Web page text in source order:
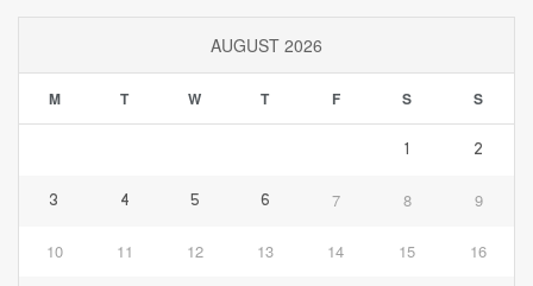
AUGUST 2026
M T W T F S S
1 2
3 4 5 6 7 8 9
10 11 12 13 14 15 16